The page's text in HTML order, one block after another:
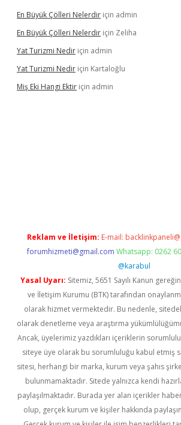
En Büyük Çölleri Nelerdir için admin
En Büyük Çölleri Nelerdir için Zeliha
Yat Turizmi Nedir için admin
Yat Turizmi Nedir için Kartaloğlu
Miş Eki Hangi Ektir için admin
Reklam ve İletişim: E-mail:
forumhizmeti@gmail.com Whatsapp: 0262
@karabul
Yasal Uyarı: Sitemiz, 5651 Sayılı Kanun
ve İletişim Kurumu (BTK) tarafından
olarak hizmet vermektedir. Bu nedenle,
olarak denetleme veya araştırma
Ancak, üyelerimiz yazdıkları içeriklerin
siteye üye olarak bu sorumluluğu kabul etmiş
sitesi, herhangi bir marka, kurum veya şahıs
bulunmamaktadır. Sitede yalnızca kendi
paylaşılmaktadır. Burada yer alan içerikler
olup, gerçek kurum ve kişiler hakkında